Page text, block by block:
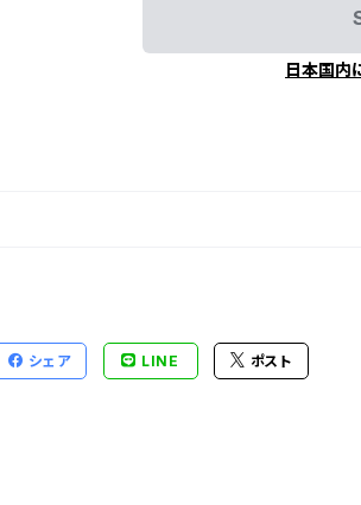
日本国内
シェア LINE ポスト